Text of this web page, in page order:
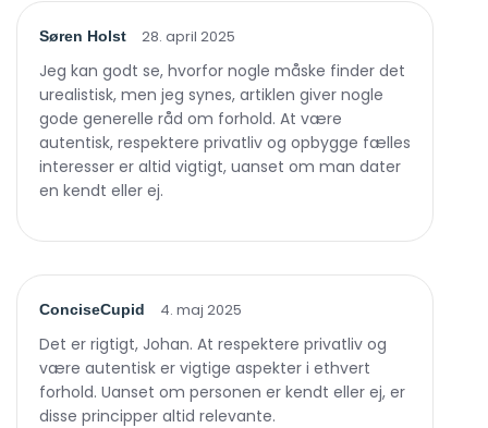
Søren Holst 28. april 2025
Jeg kan godt se, hvorfor nogle måske finder det
urealistisk, men jeg synes, artiklen giver nogle
gode generelle råd om forhold. At være
autentisk, respektere privatliv og opbygge fælles
interesser er altid vigtigt, uanset om man dater
en kendt eller ej.
ConciseCupid 4. maj 2025
Det er rigtigt, Johan. At respektere privatliv og
være autentisk er vigtige aspekter i ethvert
forhold. Uanset om personen er kendt eller ej, er
disse principper altid relevante.